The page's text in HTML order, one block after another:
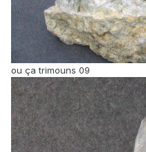
ou ça trimouns 09